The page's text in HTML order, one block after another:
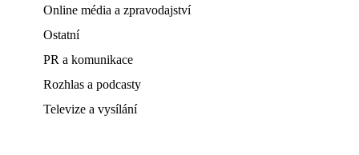
Online média a zpravodajství
Ostatní
PR a komunikace
Rozhlas a podcasty
Televize a vysílání